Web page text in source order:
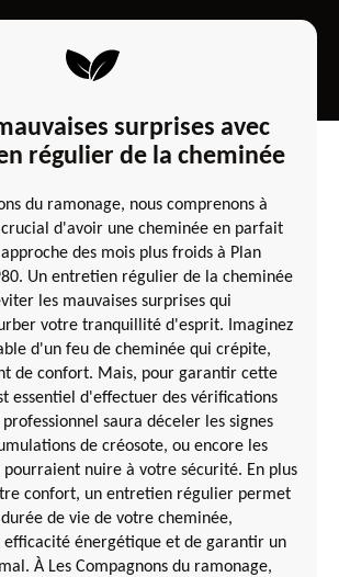
surprises avec
régulier de la cheminée
du ramonage, nous comprenons à
d'avoir une cheminée en parfait
des mois plus froids à Plan
Un entretien régulier de la cheminée
les mauvaises surprises qui
votre tranquillité d'esprit. Imaginez
d'un feu de cheminée qui crépite,
de confort. Mais, pour garantir cette
essentiel d'effectuer des vérifications
saura déceler les signes
de créosote, ou encore les
nuire à votre sécurité. En plus
confort, un entretien régulier permet
de vie de votre cheminée,
énergétique et de garantir un
À Les Compagnons du ramonage,